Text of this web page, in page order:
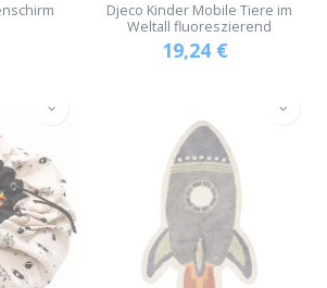
Djeco Kinder Mobile Tiere im
Weltall fluoreszierend
19,24 €